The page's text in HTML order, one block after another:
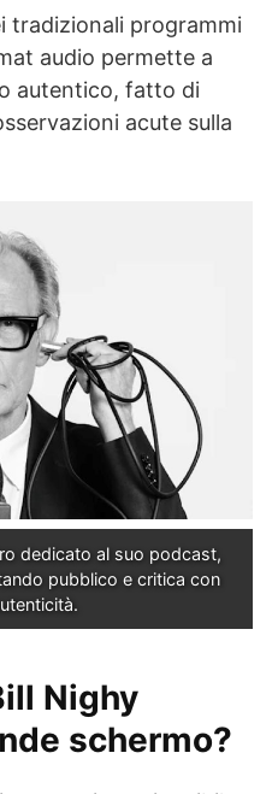
tradizionali programmi
audio permette a
autentico, fatto di
acute sulla
dedicato al suo podcast,
pubblico e critica con
Nighy
schermo?